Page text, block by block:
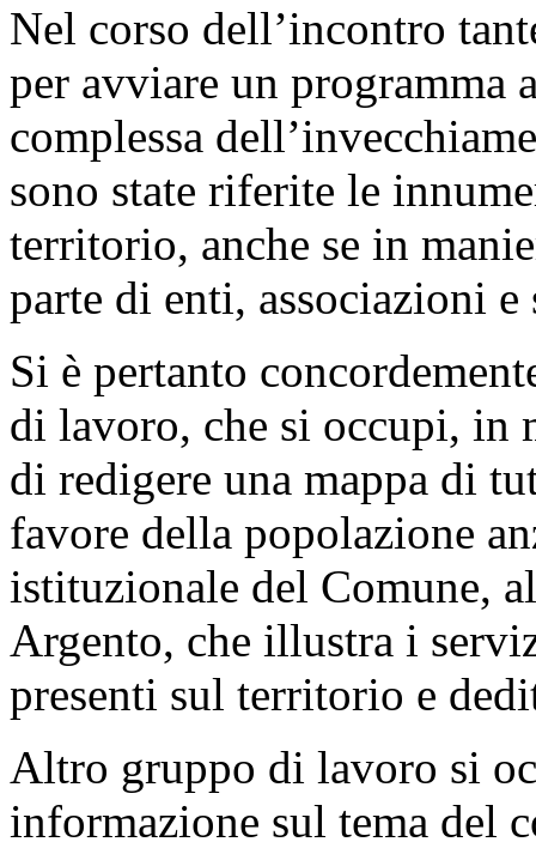
Nel corso dell’incontro
per avviare un programma
complessa
sono state riferite le
territorio, anche se in
parte di enti, associazioni e
Si è pertanto
di lavoro, che si occupi, in
di redigere una mappa di
favore della popolazione
istituzionale del Comune,
Argento, che illustra i
presenti sul territorio e
Altro gruppo di lavoro si
informazione sul tema del